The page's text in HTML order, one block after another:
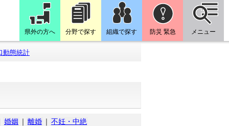
県外の方へ 分野で探す 組織で探す 防災 緊急 メニュー
動態統計
婚姻 ｜ 離婚 ｜ 不妊・中絶